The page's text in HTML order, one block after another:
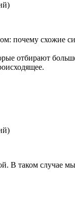
)
почему схожие
отбирают
)
В таком случае